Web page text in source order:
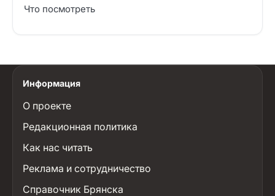
Что посмотреть
Информация
О проекте
Редакционная политика
Как нас читать
Реклама и сотрудничество
Справочник Брянска